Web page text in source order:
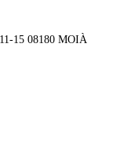
15 08180 MOIÀ